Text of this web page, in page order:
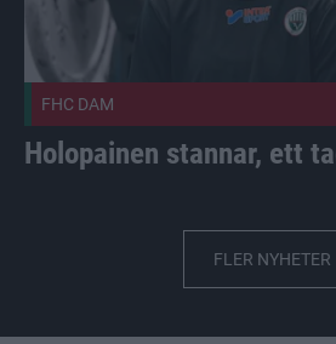
FHC DAM
Holopainen stannar, ett
FLER NYHETER